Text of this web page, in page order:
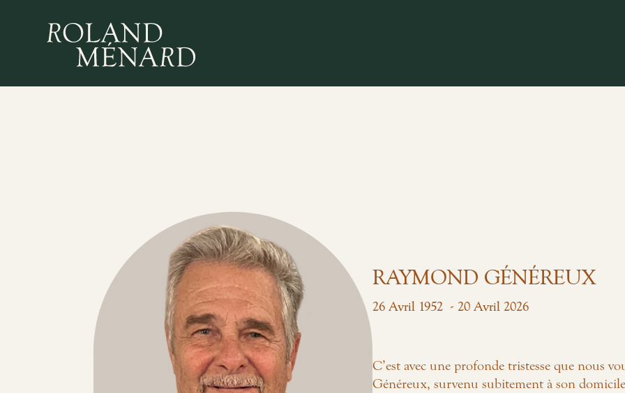
RAYMOND GÉNÉREUX
26 Avril 1952 - 20 Avril 2026
C’est avec une profonde tristesse que nous
Généreux, survenu subitement à son